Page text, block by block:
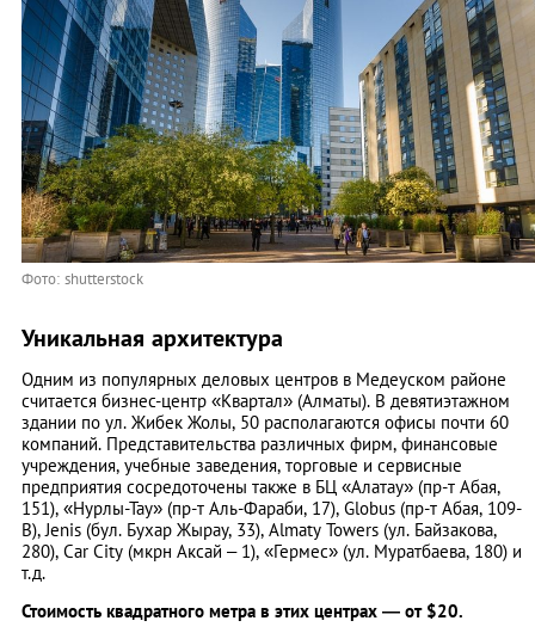
Фото: shutterstock
Уникальная архитектура
Одним из популярных деловых центров в Медеуском районе
считается бизнес-центр «Квартал» (Алматы). В девятиэтажном
здании по ул. Жибек Жолы, 50 располагаются офисы почти 60
компаний. Представительства различных фирм, финансовые
учреждения, учебные заведения, торговые и сервисные
предприятия сосредоточены также в БЦ «Алатау» (пр-т Абая,
151), «Нурлы-Тау» (пр-т Аль-Фараби, 17), Globus (пр-т Абая, 109-
В), Jenis (бул. Бухар Жырау, 33), Almaty Towers (ул. Байзакова,
280), Car City (мкрн Аксай – 1), «Гермес» (ул. Муратбаева, 180) и
т.д.
Стоимость квадратного метра в этих центрах — от $20.